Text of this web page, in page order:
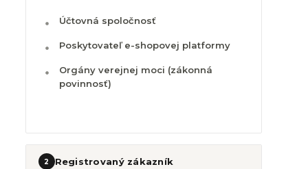
Účtovná spoločnosť
Poskytovateľ e-shopovej platformy
Orgány verejnej moci (zákonná
povinnosť)
2 Registrovaný zákazník